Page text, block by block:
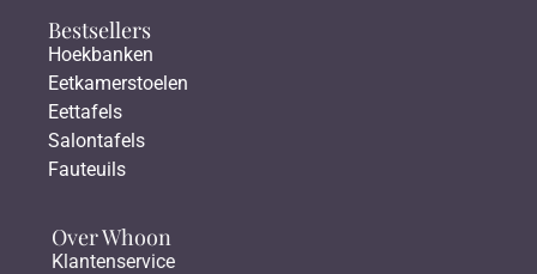
Bestsellers
Hoekbanken
Eetkamerstoelen
Eettafels
Salontafels
Fauteuils
Over Whoon
Klantenservice